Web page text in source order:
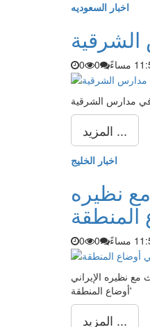
اخبار السعوديه
0
0
في مدارس الشرقية
المزيد ...
اخبار الخليج
نظيره
المنطقة
0
0
مع نظيره الإيراني
أوضاع المنطقة'
المزيد ...